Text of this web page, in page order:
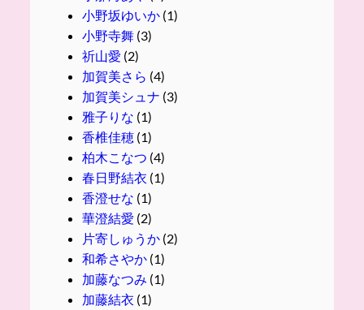
小野坂ゆいか(1)
小野寺舞(3)
祈山愛 (2)
加賀美さら (4)
加賀美シュナ (3)
雅子りな (1)
香椎佳穂(1)
柏木こなつ (4)
春日野結衣 (1)
香澄せな (1)
華澄結愛 (2)
片寄しゅうか(2)
和希さやか(1)
加藤なつみ (1)
加藤結衣 (1)